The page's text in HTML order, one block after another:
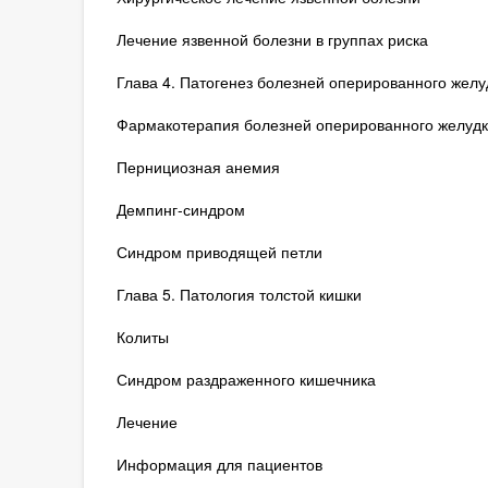
Лечение язвенной болезни в группах риска
Глава 4. Патогенез болезней оперированного
Фармакотерапия болезней оперированного
Пернициозная анемия
Демпинг-синдром
Синдром приводящей петли
Глава 5. Патология толстой кишки
Колиты
Синдром раздраженного кишечника
Лечение
Информация для пациентов